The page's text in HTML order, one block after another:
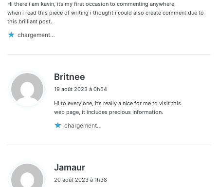
:
Hi there i am kavin, its my first occasion to commenting anywhere,
when i read this piece of writing i thought i could also create comment due to
this brilliant post.
chargement…
Britnee
t
19 août 2023 à 0h54
Hi to every one, it’s really a nice for me to visit this
web page, it includes precious Information.
chargement…
Jamaur
t
20 août 2023 à 1h38